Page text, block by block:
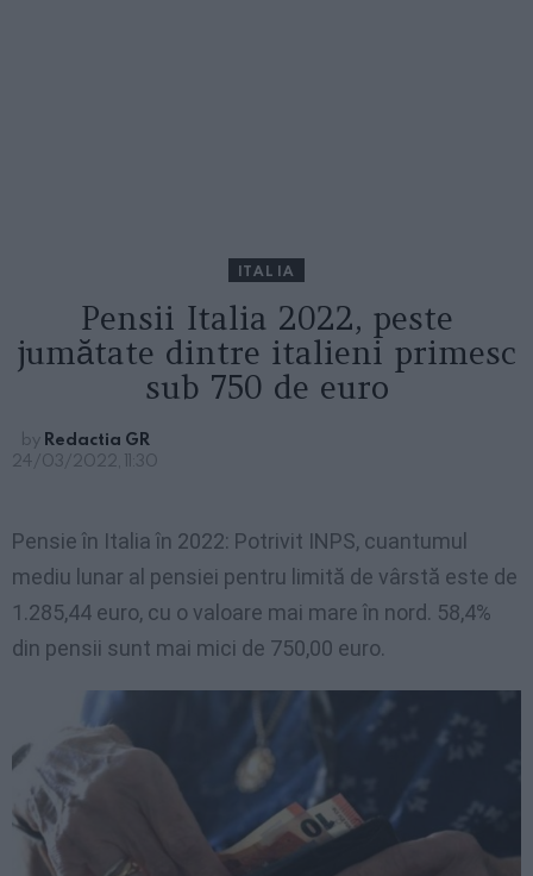
ITALIA
Pensii Italia 2022, peste
jumătate dintre italieni primesc
sub 750 de euro
by Redactia GR
24/03/2022, 11:30
Pensie în Italia în 2022: Potrivit INPS, cuantumul
mediu lunar al pensiei pentru limită de vârstă este de
1.285,44 euro, cu o valoare mai mare în nord. 58,4%
din pensii sunt mai mici de 750,00 euro.